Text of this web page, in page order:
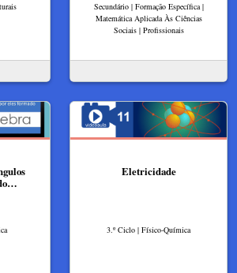
Secundário | Formação Específica |
Matemática Aplicada Às Ciências
Sociais | Profissionais
Eletricidade
3.º Ciclo | Físico-Química